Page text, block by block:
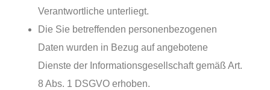
Verantwortliche unterliegt.
Die Sie betreffenden personenbezogenen
Daten wurden in Bezug auf angebotene
Dienste der Informationsgesellschaft gemäß Art.
8 Abs. 1 DSGVO erhoben.